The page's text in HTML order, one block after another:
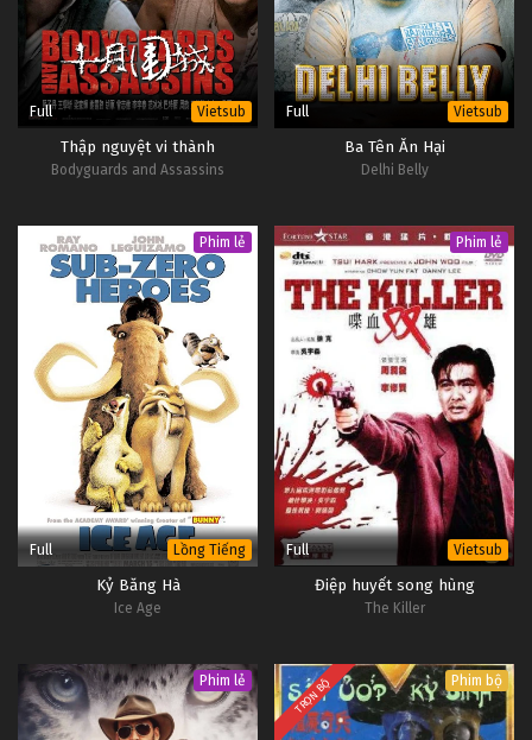
Full Vietsub
Thập nguyệt vi thành
Bodyguards and Assassins
Full Vietsub
Ba Tên Ăn Hại
Delhi Belly
Phim lẻ
Full Lồng Tiếng
Kỷ Băng Hà
Ice Age
Phim lẻ
Full Vietsub
Điệp huyết song hùng
The Killer
Phim lẻ TRỌN BỘ Phim bộ